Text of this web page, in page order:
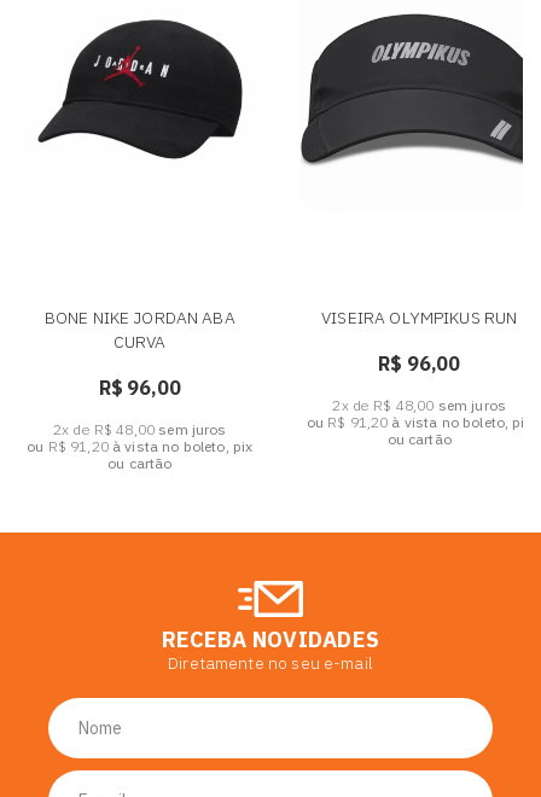
BONE NIKE JORDAN ABA
CURVA
R$ 96,00
2x de R$ 48,00 sem juros
ou R$ 91,20à vista no boleto, pix
ou cartão
VISEIRA OLYMPIKUS RUN
R$ 96,00
2x de R$ 48,00 sem juros
ou R$ 91,20 à vista no boleto, pix
ou cartão
RECEBA NOVIDADES
Diretamente no seu e-mail